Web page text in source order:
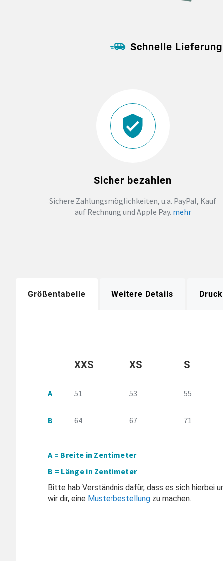
Schnelle
Sicher bezahlen
Sichere Zahlungsmöglichkeiten, u.a. PayPal, Kauf
auf Rechnung und Apple Pay. mehr
Größentabelle Weitere Details
XXS XS S
A 51 53 55
B 64 67 71
A = Breite in Zentimeter
B = Länge in Zentimeter
Bitte hab Verständnis dafür, dass es sich hierbei
wir dir, eine Musterbestellung zu machen.